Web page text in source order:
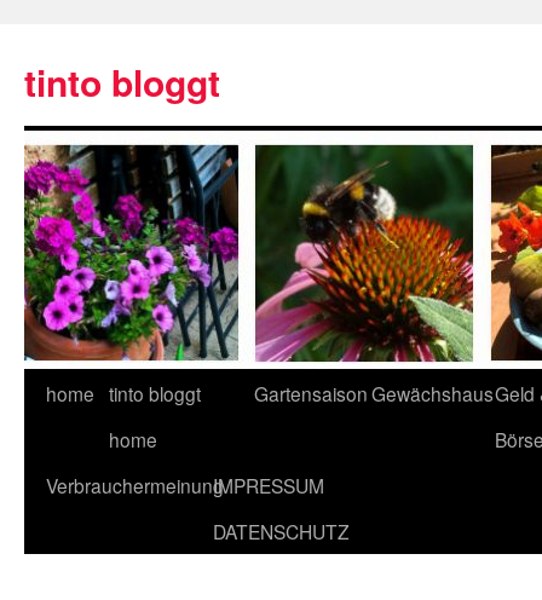
tinto bloggt
home tinto bloggt
home
GartensaisonGewächshausGeld
VerbrauchermeinungIMPRESSUM
DATENSCHUTZ